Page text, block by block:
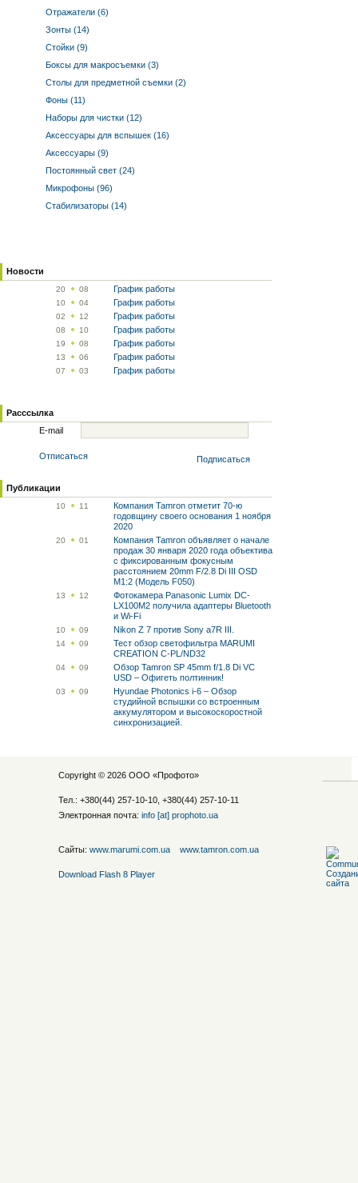
Отражатели (6)
Зонты (14)
Стойки (9)
Боксы для макросъемки (3)
Столы для предметной съемки (2)
Фоны (11)
Наборы для чистки (12)
Аксессуары для вспышек (16)
Аксессуары (9)
Постоянный свет (24)
Микрофоны (96)
Стабилизаторы (14)
Новости
20 08 График работы
10 04 График работы
02 12 График работы
08 10 График работы
19 08 График работы
13 06 График работы
07 03 График работы
Расссылка
E-mail
Отписаться Подписаться
Публикации
10 11
Компания Tamron отметит 70-ю
годовщину своего основания 1 ноября
2020
20 01
Компания Tamron объявляет о начале
продаж 30 января 2020 года объектива
с фиксированным фокусным
расстоянием 20mm F/2.8 Di III OSD
M1:2 (Модель F050)
13 12
Фотокамера Panasonic Lumix DC-
LX100M2 получила адаптеры Bluetooth
и Wi-Fi
10 09 Nikon Z 7 против Sony a7R III.
14 09
Тест обзор светофильтра MARUMI
CREATION C-PL/ND32
04 09
Обзор Tamron SP 45mm f/1.8 Di VC
USD – Офигеть полтинник!
03 09
Hyundae Photonics i-6 – Обзор
студийной вспышки со встроенным
аккумулятором и высокоскоростной
синхронизацией.
Copyright © 2026 ООО «Профото»
Тел.: +380(44) 257-10-10, +380(44) 257-10-11
Электронная почта: info [at] prophoto.ua
Сайты: www.marumi.com.ua www.tamron.com.ua
Download Flash 8 Player